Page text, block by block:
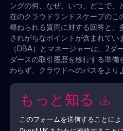
ングの何、なぜ、いつ、どこで、
在のクラウドランドスケープのこ
尋ねられる質問に対する回答と、
されがちなポイントが含まれて
（DBA）とマネージャーは、2ダ
ダースの取引履歴を移行する準
わらず、クラウドへのパスをより
もっと知る
このフォームを送信することに